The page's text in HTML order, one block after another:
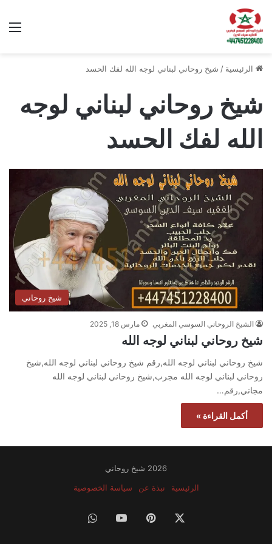
الرئيسية / شيخ روحاني لبناني لوجه الله لفك الحسد
شيخ روحاني لبناني لوجه
الله لفك الحسد
شيخ روحاني
الشيخ الروحاني السوسي المغربي مارس 18, 2025
شيخ روحاني لبناني لوجه الله
شيخ روحاني لبناني لوجه الله,رقم شيخ روحاني لبناني لوجه الله,شيخ
روحاني لبناني لوجه الله مجرب,شيخ روحاني لبناني لوجه الله
مجاني,رقم…
أكمل القراءة »
2026 شيخ روحاني
الرئيسية
نبذة عن سياسة الخصوصية
بينتيريست‫YouTubeواتساب